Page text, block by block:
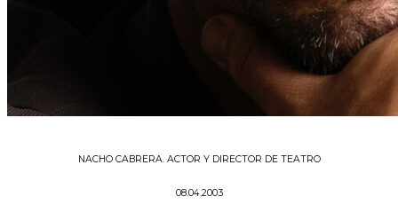
NACHO CABRERA. ACTOR Y DIRECTOR DE TEATRO
08.04.2003